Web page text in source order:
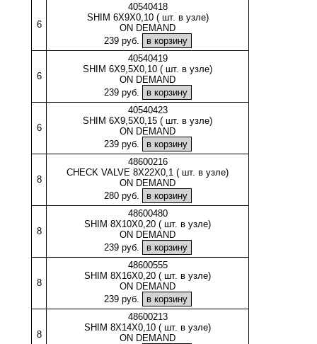
6
40540418
SHIM 6X9X0,10 ( шт. в узле)
ON DEMAND
239 руб.
6
40540419
SHIM 6X9,5X0,10 ( шт. в узле)
ON DEMAND
239 руб.
6
40540423
SHIM 6X9,5X0,15 ( шт. в узле)
ON DEMAND
239 руб.
8
48600216
CHECK VALVE 8X22X0,1 ( шт. в узле)
ON DEMAND
280 руб.
8
48600480
SHIM 8X10X0,20 ( шт. в узле)
ON DEMAND
239 руб.
8
48600555
SHIM 8X16X0,20 ( шт. в узле)
ON DEMAND
239 руб.
8
48600213
SHIM 8X14X0,10 ( шт. в узле)
ON DEMAND